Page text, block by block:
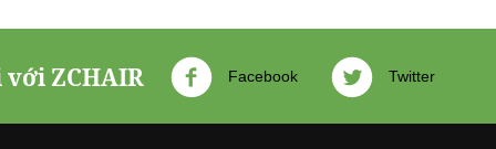
với ZCHAIR Facebook Twitter